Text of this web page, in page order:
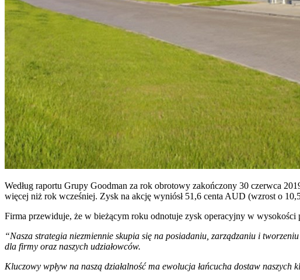
Według raportu Grupy Goodman za rok obrotowy zakończony 30 czerwca
więcej niż rok wcześniej. Zysk na akcję wyniósł 51,6 centa AUD (wzrost o
Firma przewiduje, że w bieżącym roku odnotuje zysk operacyjny w
“Nasza strategia niezmiennie skupia się na posiadaniu, zarządzaniu i
dla firmy oraz naszych udziałowców.
Kluczowy wpływ na naszą działalność ma ewolucja łańcucha dostaw